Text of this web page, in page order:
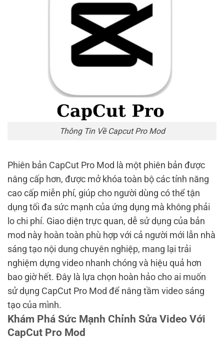
Thông Tin Về Capcut Pro Mod
Phiên bản CapCut Pro Mod là một phiên bản được
nâng cấp hơn, được mở khóa toàn bộ các tính năng
cao cấp miễn phí, giúp cho người dùng có thể tận
dụng tối đa sức mạnh của ứng dụng mà không phải
lo chi phí. Giao diện trực quan, dễ sử dụng của bản
mod này hoàn toàn phù hợp với cả người mới lẫn nhà
sáng tạo nội dung chuyên nghiệp, mang lại trải
nghiệm dựng video nhanh chóng và hiệu quả hơn
bao giờ hết. Đây là lựa chọn hoàn hảo cho ai muốn
sử dụng CapCut Pro Mod để nâng tầm video sáng
tạo của mình.
Khám Phá Sức Mạnh Chỉnh Sửa Video Với
CapCut Pro Mod